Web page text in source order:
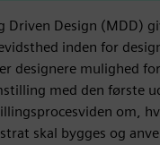
Driven Design (MDD)
inden for
designere mulighed
med den første
om,
skal bygges og